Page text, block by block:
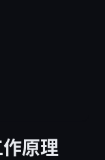
原理